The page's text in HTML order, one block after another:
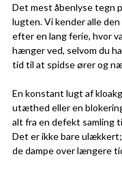
Det mest åbenlyse tegn
lugten. Vi kender alle
efter en lang ferie, hvor
hænger ved, selvom du
tid til at spidse ører og
En konstant lugt af
utæthed eller en
alt fra en defekt samling
Det er ikke bare
de dampe over længere